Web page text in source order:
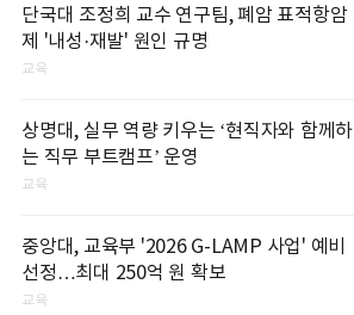
단국대 조정희 교수 연구팀, 폐암 표적항암
제 '내성·재발' 원인 규명
교육
상명대, 실무 역량 키우는 ‘현직자와 함께하
는 직무 부트캠프’ 운영
교육
중앙대, 교육부 '2026 G-LAMP 사업' 예비
선정…최대 250억 원 확보
교육